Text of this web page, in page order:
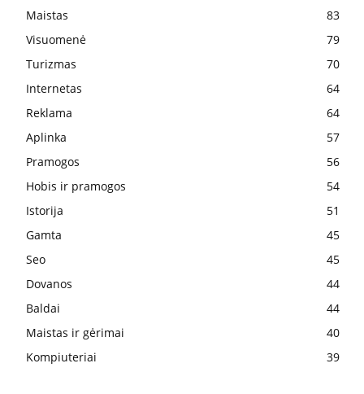
Maistas
83
Visuomenė
79
Turizmas
70
Internetas
64
Reklama
64
Aplinka
57
Pramogos
56
Hobis ir pramogos
54
Istorija
51
Gamta
45
Seo
45
Dovanos
44
Baldai
44
Maistas ir gėrimai
40
Kompiuteriai
39